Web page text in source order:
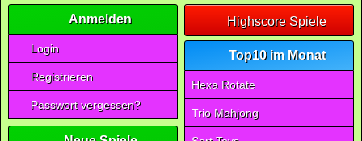
Anmelden
Login
Registrieren
Passwort vergessen?
Highscore Spiele
Top10 im Monat
Hexa Rotate
Trio Mahjong